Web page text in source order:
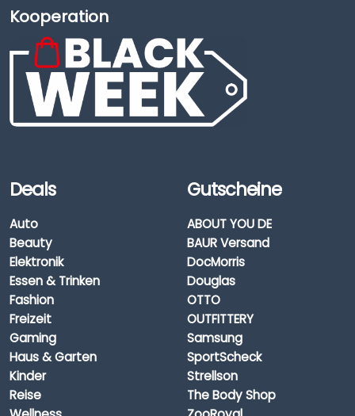
Kooperation
Deals
Auto
Beauty
Elektronik
Essen & Trinken
Fashion
Freizeit
Gaming
Haus & Garten
Kinder
Reise
Gutscheine
ABOUT YOU DE
BAUR Versand
DocMorris
Douglas
OTTO
OUTFITTERY
Samsung
SportScheck
Strellson
The Body Shop